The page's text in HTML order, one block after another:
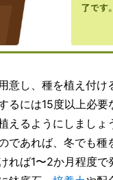
意し、種を植え付け
るには15度以上必要
えるようにしましょ
であれば、冬でも種
れば1〜2か月程度で